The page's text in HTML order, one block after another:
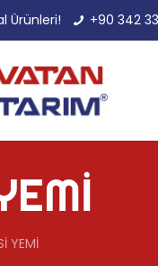
Ürünleri! +90 342
YEMİ